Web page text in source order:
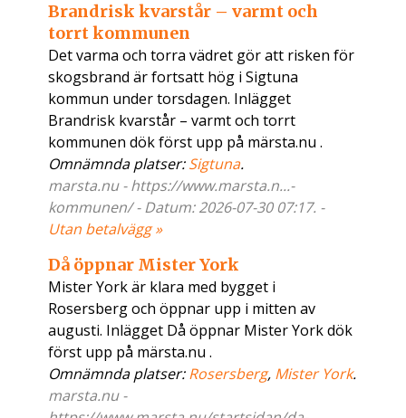
Brandrisk kvarstår – varmt och
torrt kommunen
Det varma och torra vädret gör att risken för
skogsbrand är fortsatt hög i Sigtuna
kommun under torsdagen. Inlägget
Brandrisk kvarstår – varmt och torrt
kommunen dök först upp på märsta.nu .
Omnämnda platser:Sigtuna.
marsta.nu - https://www.marsta.n...-
kommunen/ - Datum: 2026-07-30 07:17. -
Utan betalvägg »
Då öppnar Mister York
Mister York är klara med bygget i
Rosersberg och öppnar upp i mitten av
augusti. Inlägget Då öppnar Mister York dök
först upp på märsta.nu .
Omnämnda platser:Rosersberg, Mister York.
marsta.nu -